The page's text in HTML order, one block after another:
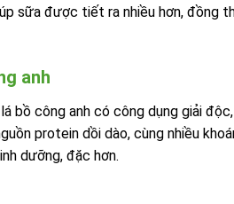
sữa được tiết ra nhiều hơn, đồng
anh
bồ công anh có công dụng giải
protein dồi dào, cùng nhiều
dưỡng, đặc hơn.